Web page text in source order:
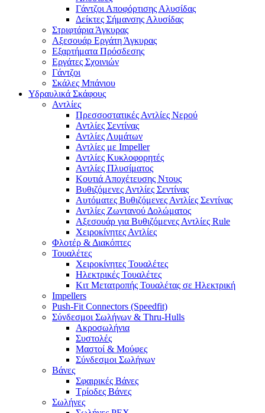
Γάντζοι Αποφόρτισης Αλυσίδας
Δείκτες Σήμανσης Αλυσίδας
Στριφτάρια Άγκυρας
Αξεσουάρ Εργάτη Άγκυρας
Εξαρτήματα Πρόσδεσης
Εργάτες Σχοινιών
Γάντζοι
Σκάλες Μπάνιου
Υδραυλικά Σκάφους
Αντλίες
Πρεσσοστατικές Αντλίες Νερού
Αντλίες Σεντίνας
Αντλίες Λυμάτων
Αντλίες με Impeller
Αντλίες Κυκλοφορητές
Αντλίες Πλυσίματος
Κουτιά Αποχέτευσης Ντους
Βυθιζόμενες Αντλίες Σεντίνας
Αυτόματες Βυθιζόμενες Αντλίες Σεντίνας
Αντλίες Ζωντανού Δολώματος
Αξεσουάρ για Βυθιζόμενες Αντλίες Rule
Χειροκίνητες Αντλίες
Φλοτέρ & Διακόπτες
Τουαλέτες
Χειροκίνητες Τουαλέτες
Ηλεκτρικές Τουαλέτες
Κιτ Μετατροπής Τουαλέτας σε Ηλεκτρική
Impellers
Push-Fit Connectors (Speedfit)
Σύνδεσμοι Σωλήνων & Thru-Hulls
Ακροσωλήνια
Συστολές
Μαστοί & Μούφες
Σύνδεσμοι Σωλήνων
Βάνες
Σφαιρικές Βάνες
Τρίοδες Βάνες
Σωλήνες